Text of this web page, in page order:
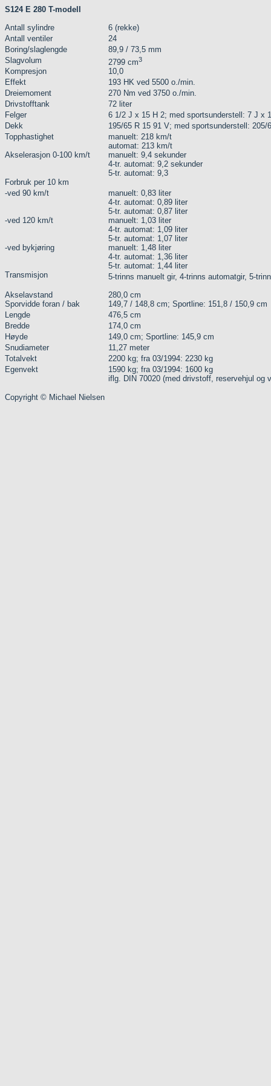
S124 E 280 T-modell
Antall sylindre
6 (rekke)
Antall ventiler
24
Boring/slaglengde
89,9 / 73,5 mm
Slagvolum
2799 cm3
Kompresjon
10,0
Effekt
193 HK ved 5500 o./min.
Dreiemoment
270 Nm ved 3750 o./min.
Drivstofftank
72 liter
Felger
6 1/2 J x 15 H 2; med sportsunderstell: 7 J x
Dekk
195/65 R 15 91 V; med sportsunderstell: 205/
Topphastighet
manuelt: 218 km/t
automat: 213 km/t
Akselerasjon 0-100 km/t
manuelt: 9,4 sekunder
4-tr. automat: 9,2 sekunder
5-tr. automat: 9,3
Forbruk per 10 km
-ved 90 km/t
manuelt: 0,83 liter
4-tr. automat: 0,89 liter
5-tr. automat: 0,87 liter
-ved 120 km/t
manuelt: 1,03 liter
4-tr. automat: 1,09 liter
5-tr. automat: 1,07 liter
-ved bykjøring
manuelt: 1,48 liter
4-tr. automat: 1,36 liter
5-tr. automat: 1,44 liter
Transmisjon
5-trinns manuelt gir, 4-trinns automatgir, 5-
Akselavstand
280,0 cm
Sporvidde foran / bak
149,7 / 148,8 cm; Sportline: 151,8 / 150,9 cm
Lengde
476,5 cm
Bredde
174,0 cm
Høyde
149,0 cm; Sportline: 145,9 cm
Snudiameter
11,27 meter
Totalvekt
2200 kg; fra 03/1994: 2230 kg
Egenvekt
1590 kg; fra 03/1994: 1600 kg
iflg. DIN 70020 (med drivstoff, reservehjul og
Copyright © Michael Nielsen